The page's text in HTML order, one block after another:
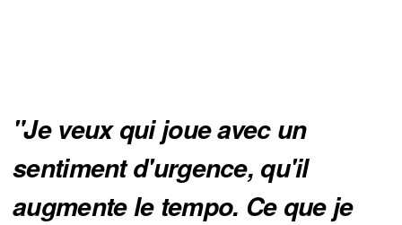
"Je veux qui joue avec un
sentiment d'urgence, qu'il
augmente le tempo. Ce que je